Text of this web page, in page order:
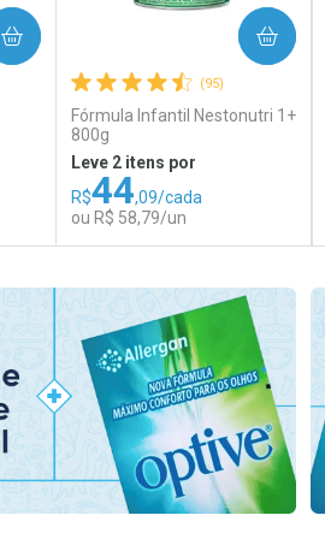
(95)
Fórmula Infantil Nestonutri 1+
800g
Leve 2 itens por
R$44,09/cada
ou R$ 58,79/un
COMPRAR
Laboratório
Por Menos